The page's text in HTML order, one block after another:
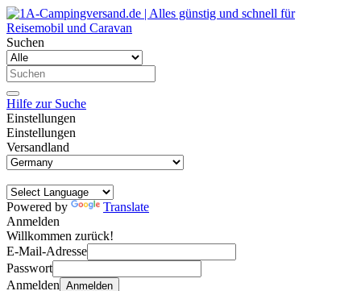
Suchen
Hilfe zur Suche
Einstellungen
Einstellungen
Versandland
Powered by
Translate
Anmelden
Willkommen zurück!
E-Mail-Adresse
Passwort
Anmelden Anmelden